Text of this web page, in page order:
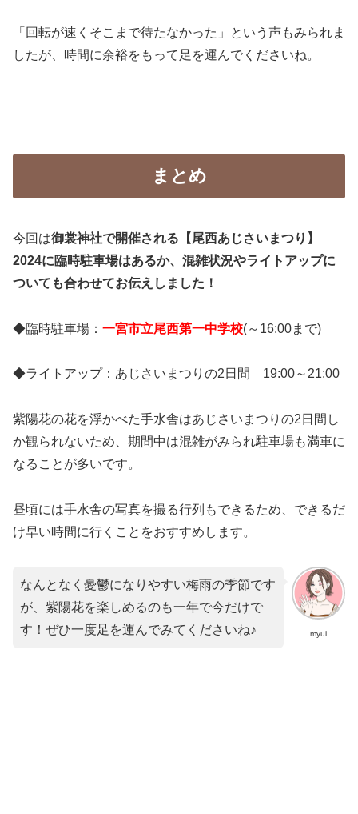
「回転が速くそこまで待たなかった」という声もみられま
したが、時間に余裕をもって足を運んでくださいね。
まとめ
今回は御裳神社で開催される【尾西あじさいまつり】
2024に臨時駐車場はあるか、混雑状況やライトアップに
ついても合わせてお伝えしました！
◆臨時駐車場： 一宮市立尾西第一中学校(～16:00まで)
◆ライトアップ：あじさいまつりの2日間 19:00～21:00
紫陽花の花を浮かべた手水舎はあじさいまつりの2日間し
か観られないため、期間中は混雑がみられ駐車場も満車に
なることが多いです。
昼頃には手水舎の写真を撮る行列もできるため、できるだ
け早い時間に行くことをおすすめします。
myui
なんとなく憂鬱になりやすい梅雨の季節です
が、紫陽花を楽しめるのも一年で今だけで
す！ぜひ一度足を運んでみてくださいね♪